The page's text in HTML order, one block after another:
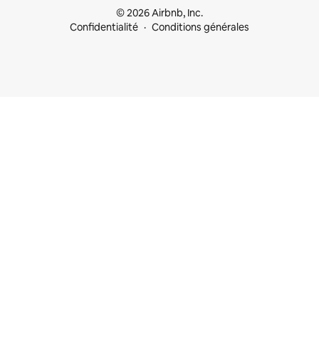
© 2026 Airbnb, Inc.
Confidentialité
Conditions générales